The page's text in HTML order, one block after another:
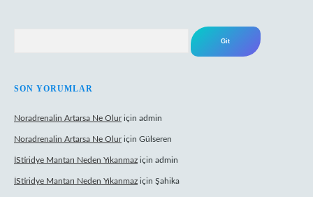
SON YORUMLAR
Noradrenalin Artarsa Ne Oluriçin admin
Noradrenalin Artarsa Ne Oluriçin Gülseren
İStiridye Mantarı Neden Yıkanmaz için admin
İStiridye Mantarı Neden Yıkanmaz için Şahika